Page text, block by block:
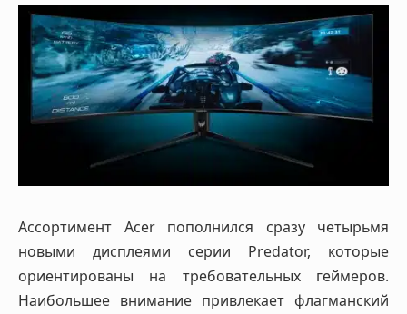
Ассортимент Acer пополнился сразу четырьмя
новыми дисплеями серии Predator, которые
ориентированы на требовательных геймеров.
Наибольшее внимание привлекает флагманский